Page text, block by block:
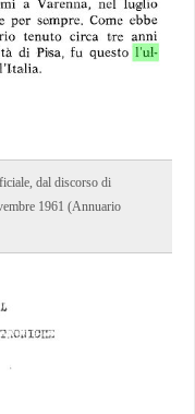
dal discorso di
1961 (Annuario